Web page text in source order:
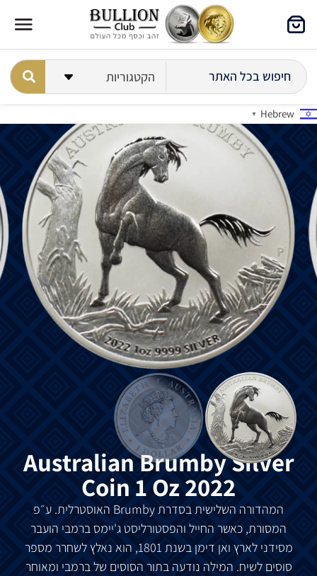
Hebrew
▼
Australian Brumby Silver
Coin 1 Oz 2022
המהדורה השלישית בסדרת Brumby האוסטרלית. ע״פ
המסורת, כאשר החייל והפסטורליסט ג'יימס ברמבי הועבר
מסידני לארץ ואן דימן בשנת 1801, הוא נאלץ לשחרר מספר
סוסים לשיח. המילה נודעה בתור הסוסים של ברמבי ומאוחר